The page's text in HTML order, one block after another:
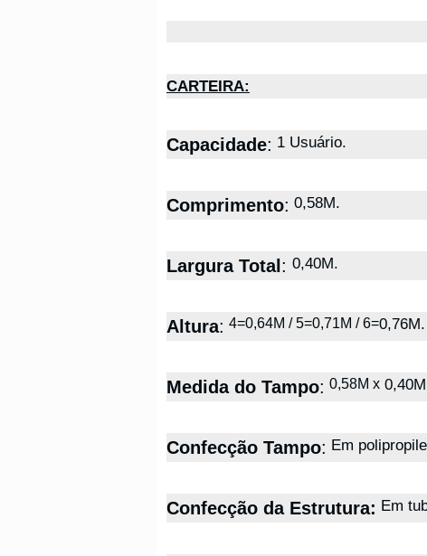
CARTEIRA:
Capacidade: 1 Usuário.
Comprimento: 0,58M.
Largura Total : 0,40M.
Altura: 4=0,64M / 5=0,71M / 6=0,76M.
Medida do Tampo: 0,58M x
Confecção Tampo: Em
Confecção da Estrutura: Em